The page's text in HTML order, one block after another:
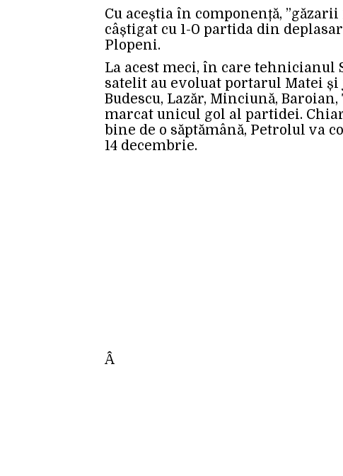
Cu aceștia în componență,
câștigat cu 1-0 partida din
Plopeni.
La acest meci, în care tehnicianul
satelit au evoluat portarul Matei și
Budescu, Lazăr, Minciună,
marcat unicul gol al partidei.
bine de o săptămână, Petrolul va
14 decembrie.
Â